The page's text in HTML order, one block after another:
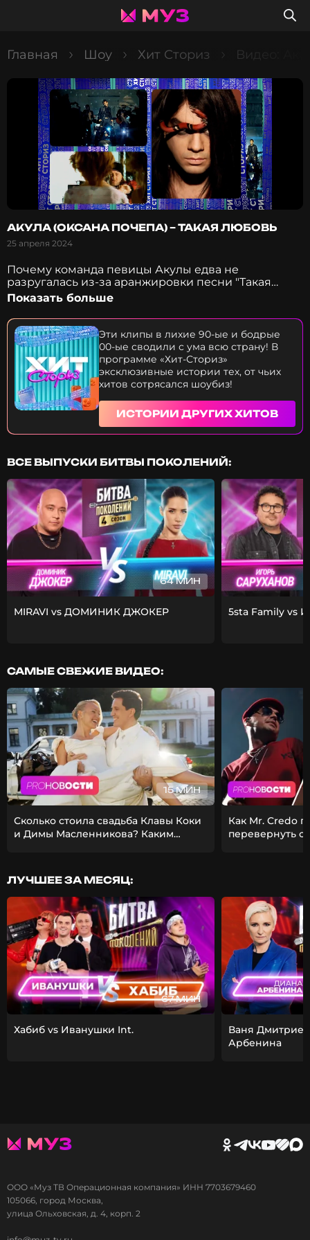
Главная Шоу Хит Сториз Видео:
АКУЛА (ОКСАНА ПОЧЕПА) – ТАКАЯ ЛЮБОВЬ
25 апреля 2024
Почему команда певицы Акулы едва не
разругалась из-за аранжировки песни "Такая
любовь"? Как "небесные силы" помогли гитаристу
во время записи? Каким образом хит связан с
NLO? Что за похабные фантазии зашифрованы в
строчках хита? Из-за чего продюсер Акулы Сергей
Жуков мог расторгнуть с ней контракт? Как
шестой размер груди артистки чуть не
парализовал съемки клипа? Почему фанаты BMW
не любят этот хит? Только на МУЗ в новой серии
проекта "Хит Сториз" пришла пора узнать, ну
зачем же такая любовь! Вперед - в прошлое!
Показать больше
Эти клипы в лихие 90-ые и бодрые
00-ые сводили с ума всю страну! В
программе «Хит-Сториз»
эксклюзивные истории тех, от чьих
хитов сотрясался шоубиз!
ИСТОРИИ ДРУГИХ ХИТОВ
ВСЕ ВЫПУСКИ БИТВЫ ПОКОЛЕНИЙ:
64 МИН
MIRAVI vs ДОМИНИК ДЖОКЕР 5sta Family vs
САМЫЕ СВЕЖИЕ ВИДЕО:
15 МИН
Сколько стоила свадьба Клавы Коки
и Димы Масленникова? Каким
Как Mr. Credo
перевернуть
ЛУЧШЕЕ ЗА МЕСЯЦ:
67 МИН
Хабиб vs Иванушки Int.
Ваня
Арбенина
ООО «Муз ТВ Операционная компания» ИНН 7703679460
105066, город Москва,
улица Ольховская, д. 4, корп. 2